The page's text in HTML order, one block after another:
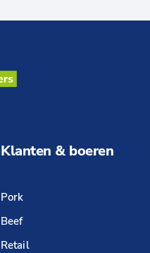
Klanten & boeren
Pork
Beef
Retail